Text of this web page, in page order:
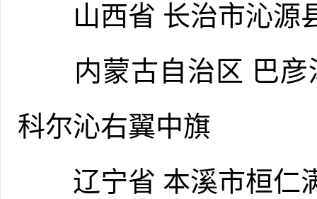
山西省 长治市沁源
内蒙古自治区 巴彦
科尔沁右翼中旗
辽宁省 本溪市桓仁